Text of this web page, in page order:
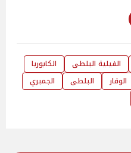
الفيلية البلطى
الكابوريا
الوقار البلطى
الجمبري